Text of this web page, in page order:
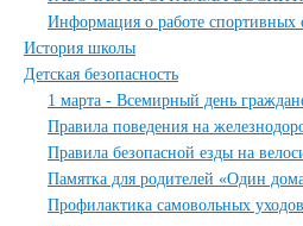
Информация о работе спортивных
История школы
Детская безопасность
1 марта - Всемирный день
Правила поведения на
Правила безопасной езды на
Памятка для родителей «Один
Профилактика самовольных